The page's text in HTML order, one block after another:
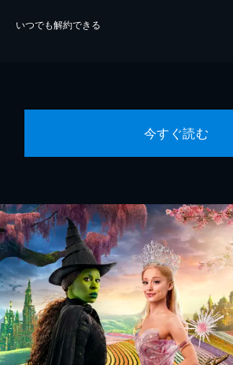
いつでも解約できる
今すぐ読む